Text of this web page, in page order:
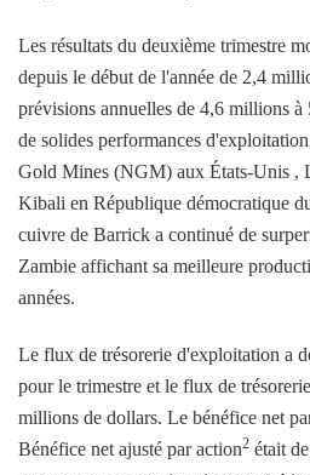
Les résultats du deuxième trimestre
depuis le début de l'année de 2,4
prévisions annuelles de 4,6 millions
de solides performances
Gold Mines (NGM) aux États-Unis ,
Kibali en République démocratique
cuivre de Barrick a continué de
Zambie affichant sa meilleure
années.
Le flux de trésorerie d'exploitation a
pour le trimestre et le flux de
millions de dollars. Le bénéfice net
Bénéfice net ajusté par action2 était